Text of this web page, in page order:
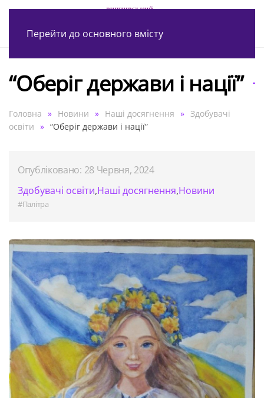
Перейти до основного вмісту
“Оберіг держави і нації”
Головна Новини Наші досягнення
Здобувачі
освіти
“Оберіг держави і нації”
Опубліковано: 28 Червня, 2024
Здобувачі освіти,Наші досягнення,Новини
#Палітра